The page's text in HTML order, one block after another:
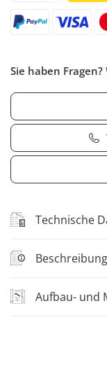
Sie haben Fragen?
Technische
Beschreibung
Aufbau- und